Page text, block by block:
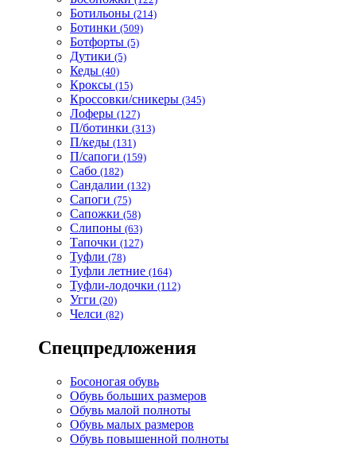
Ботильоны (214)
Ботинки (509)
Ботфорты (5)
Дутики (5)
Кеды (40)
Кроксы (15)
Кроссовки/сникеры (345)
Лоферы (127)
П/ботинки (313)
П/кеды (131)
П/сапоги (159)
Сабо (182)
Сандалии (132)
Сапоги (75)
Сапожки (58)
Слипоны (63)
Тапочки (127)
Туфли (78)
Туфли летние (164)
Туфли-лодочки (112)
Угги (20)
Челси (82)
Спецпредложения
Босоногая обувь
Обувь больших размеров
Обувь малой полноты
Обувь малых размеров
Обувь повышенной полноты